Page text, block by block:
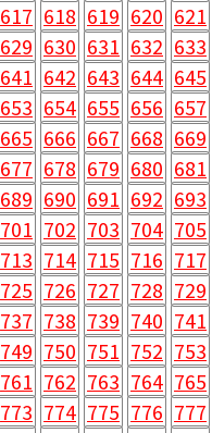
617 618 619 620 621
629 630 631 632 633
641 642 643 644 645
653 654 655 656 657
665 666 667 668 669
677 678 679 680 681
689 690 691 692 693
701 702 703 704 705
713 714 715 716 717
725 726 727 728 729
737 738 739 740 741
749 750 751 752 753
761 762 763 764 765
773 774 775 776 777